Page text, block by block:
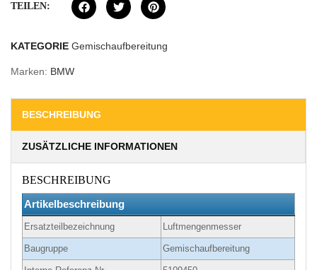
TEILEN:
KATEGORIE Gemischaufbereitung
Marken: BMW
BESCHREIBUNG
ZUSÄTZLICHE INFORMATIONEN
BESCHREIBUNG
Artikelbeschreibung
Ersatzteilbezeichnung Luftmengenmesser
Baugruppe Gemischaufbereitung